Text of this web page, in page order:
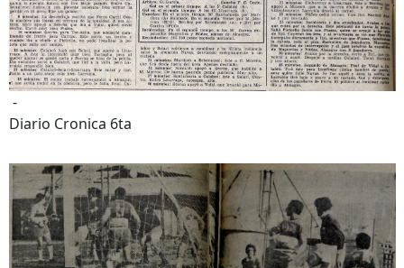
-
Diario Cronica 6ta